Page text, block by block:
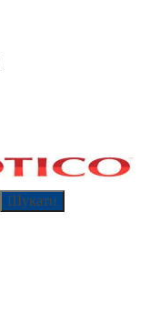
Шукати
Шукати